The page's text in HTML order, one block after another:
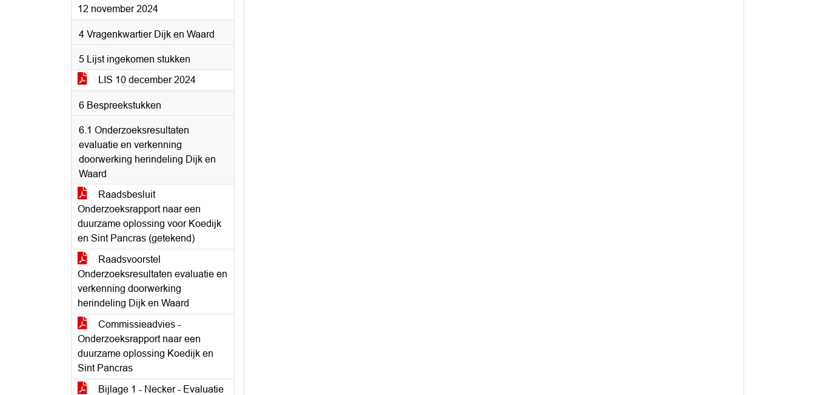
12 november 2024
4 Vragenkwartier Dijk en Waard
5 Lijst ingekomen stukken
LIS 10 december 2024
6 Bespreekstukken
6.1 Onderzoeksresultaten
evaluatie en verkenning
doorwerking herindeling Dijk en
Waard
Raadsbesluit
Onderzoeksrapport naar een
duurzame oplossing voor Koedijk
en Sint Pancras (getekend)
Raadsvoorstel
Onderzoeksresultaten evaluatie en
verkenning doorwerking
herindeling Dijk en Waard
Commissieadvies -
Onderzoeksrapport naar een
duurzame oplossing Koedijk en
Sint Pancras
Bijlage 1 - Necker - Evaluatie